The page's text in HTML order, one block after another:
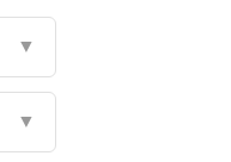
▼
▼